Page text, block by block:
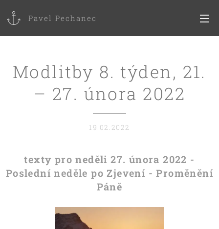
Pavel Pechanec
Modlitby 8. týden, 21.
– 27. února 2022
19.02.2022
texty pro neděli 27. února 2022 -
Poslední neděle po Zjevení - Proměnění
Páně